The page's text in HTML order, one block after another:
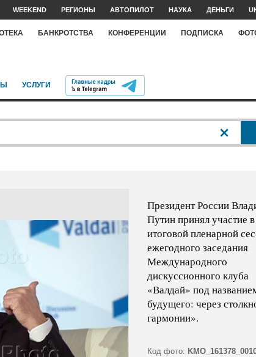
WEEKEND РЕГИОНЫ АВТОПИЛОТ НАУКА ДЕНЬГИ
БАНКРОТСТВА КОНФЕРЕНЦИИ ПОДПИСКА
УСЛУГИ
Президент России
Путин принял участие в
итоговой пленарной
ежегодного заседания
Международного
дискуссионного клуба
«Валдай» под
будущего: через
гармонии».
Код фото: